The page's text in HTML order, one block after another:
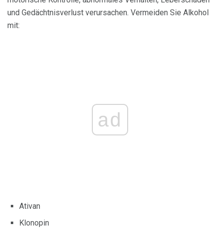
und Gedächtnisverlust verursachen. Vermeiden Sie Alkohol
mit:
ad
Ativan
Klonopin